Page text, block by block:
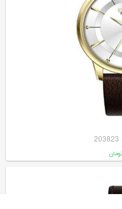
203823
تومان